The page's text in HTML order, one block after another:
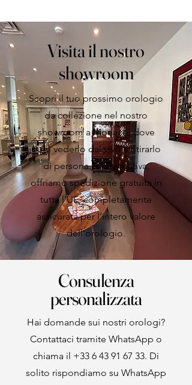
Visita il nostro
showroom
Scopri il tuo prossimo orologio
da collezione nel nostro
showroom a Monaco, dove
puoi vederlo dal vivo e ritirarlo
di persona. In alternativa,
offriamo spedizione gratuita in
tutta l’UE, completamente
assicurata per l’intero valore
dell’orologio.
Consulenza
personalizzata
Hai domande sui nostri orologi?
Contattaci tramite WhatsApp o
chiama il +33 6 43 91 67 33. Di
solito rispondiamo su WhatsApp